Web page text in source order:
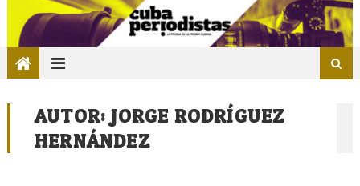
AUTOR:JORGE RODRÍGUEZ
HERNÁNDEZ